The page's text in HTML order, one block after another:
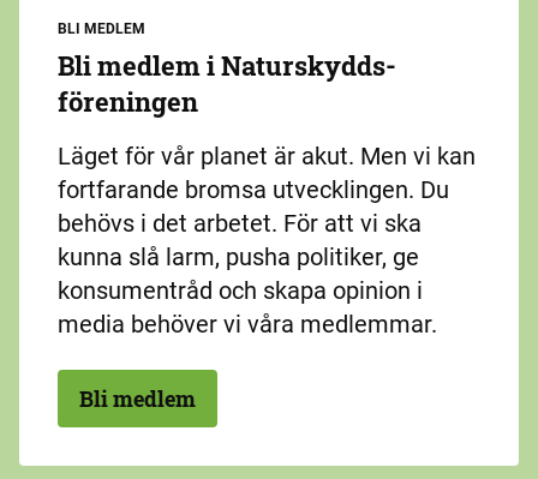
BLI MEDLEM
Bli medlem i Naturskydds­
föreningen
Läget för vår planet är akut. Men vi kan
fortfarande bromsa utvecklingen. Du
behövs i det arbetet. För att vi ska
kunna slå larm, pusha politiker, ge
konsumentråd och skapa opinion i
media behöver vi våra medlemmar.
Bli medlem